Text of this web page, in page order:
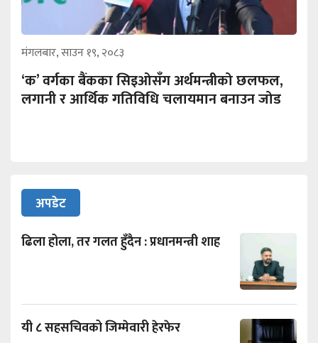
मंगलबार, साउन १९, २०८३
‘क’ वर्गका बैंकका सिइओसँग अर्थमन्त्रीको छलफल,
लगानी र आर्थिक गतिविधि चलायमान बनाउन जोड
अपडेट
ढिला होला, तर गलत हुँदैन : प्रधानमन्त्री शाह
यी ८ सहसचिवको जिम्मेवारी हेरफेर